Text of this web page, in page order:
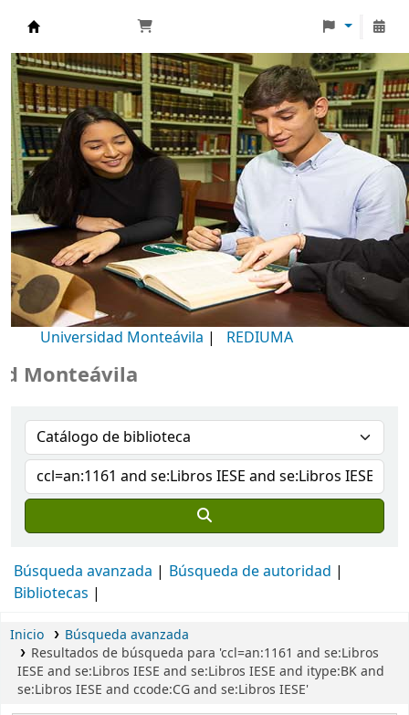
Biblioteca Universidad Monteávila
Universidad Monteávila | REDIUMA
Búsqueda avanzada
Búsqueda de autoridad
Bibliotecas
Inicio
Búsqueda avanzada
Resultados de búsqueda para 'ccl=an:1161 and se:Libros
IESE and se:Libros IESE and se:Libros IESE and itype:BK and
se:Libros IESE and ccode:CG and se:Libros IESE'